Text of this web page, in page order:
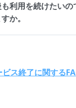
利用を続けたいの
か。
ス終了に関する